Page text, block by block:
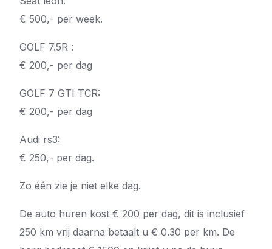
€ 500,- per week.
GOLF 7.5R :
€ 200,- per dag
GOLF 7 GTI TCR:
€ 200,- per dag
Audi rs3:
€ 250,- per dag.
Zo één zie je niet elke dag.
De auto huren kost € 200 per dag, dit is inclusief
250 km vrij daarna betaalt u € 0.30 per km. De